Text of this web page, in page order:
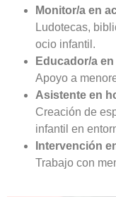
Monitor/a en
Ludotecas,
ocio infantil.
Educador/a
Apoyo a
Asistente en
Creación de
infantil en
Intervención
Trabajo con